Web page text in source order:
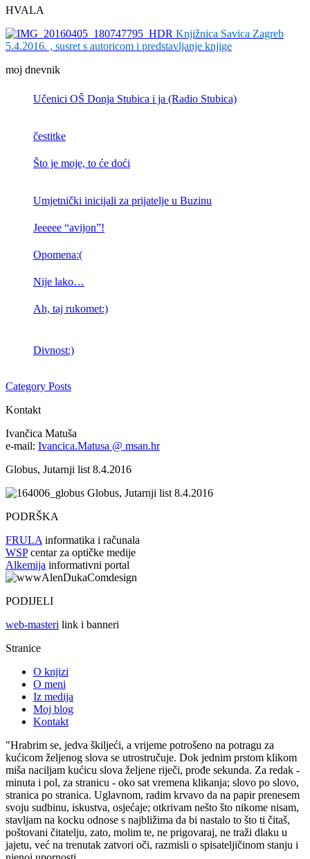
HVALA
Knjižnica Savica Zagreb
5.4.2016. , susret s autoricom i predstavljanje knjige
moj dnevnik
Učenici OŠ Donja Stubica i ja (Radio Stubica)
čestitke
Što je moje, to će doći
Umjetnički inicijali za prijatelje u Buzinu
Jeeeee “avijon”!
Opomena:(
Nije lako…
Ah, taj rukomet:)
Divnost:)
Category Posts
Kontakt
Ivančica Matuša
e-mail: Ivancica.Matusa @ msan.hr
Globus, Jutarnji list 8.4.2016
Globus, Jutarnji list 8.4.2016
PODRŠKA
FRULA informatika i računala
WSPcentar za optičke medije
Alkemija informativni portal
PODIJELI
web-masteri link i banneri
Stranice
O knjizi
O meni
Iz medija
Moj blog
Kontakt
"Hrabrim se, jedva škiljeći, a vrijeme potrošeno na potragu za
kućicom željenog slova se utrostručuje. Dok jednim prstom klikom
miša naciljam kućicu slova željene riječi, prođe sekunda. Za redak -
minuta i pol, za stranicu - oko sat vremena klikanja; slovo po slovo,
stranica po stranica. Uglavnom, radim krvavo da na papir prenesem
svoju sudbinu, iskustva, osjećaje; otkrivam nešto što nikome nisam,
stavljam na kocku odnose s najbližima da bi nastalo to što ti čitaš,
poštovani čitatelju, zato, molim te, ne prigovaraj, ne traži dlaku u
jajetu, već na trenutak zatvori oči, razmisli o spisateljičinom stanju i